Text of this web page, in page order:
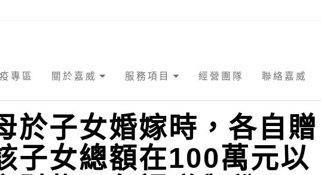
專區 關於嘉威 服務項目 經營團隊 聯絡嘉威
於子女婚嫁時，各自贈
子女總額在100萬元以